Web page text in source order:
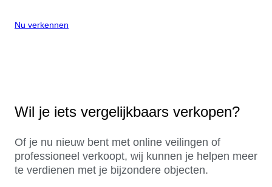
Nu verkennen
Wil je iets vergelijkbaars verkopen?
Of je nu nieuw bent met online veilingen of
professioneel verkoopt, wij kunnen je helpen meer
te verdienen met je bijzondere objecten.